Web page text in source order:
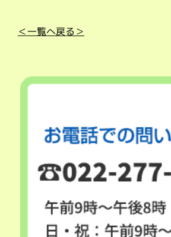
＜一覧へ戻る＞